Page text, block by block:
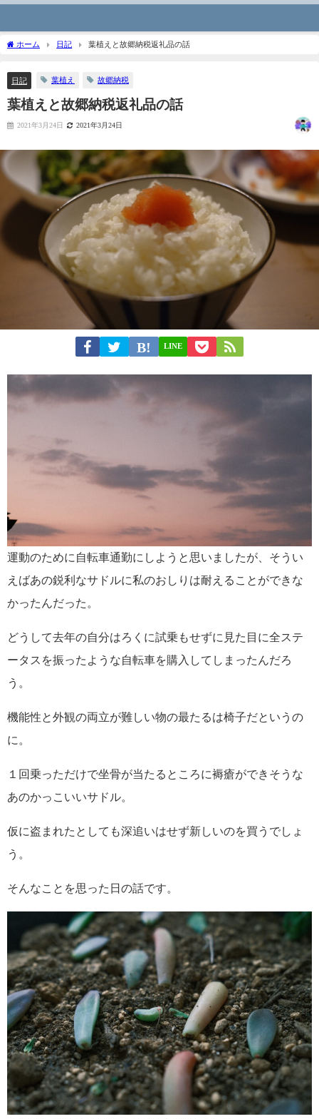
ホーム 日記 葉植えと故郷納税返礼品の話
日記 葉植え 故郷納税
葉植えと故郷納税返礼品の話
2021年3月24日 2021年3月24日
LINE
運動のために自転車通勤にしようと思いましたが、そうい
えばあの鋭利なサドルに私のおしりは耐えることができな
かったんだった。
どうして去年の自分はろくに試乗もせずに見た目に全ステ
ータスを振ったような自転車を購入してしまったんだろ
う。
機能性と外観の両立が難しい物の最たるは椅子だというの
に。
１回乗っただけで坐骨が当たるところに褥瘡ができそうな
あのかっこいいサドル。
仮に盗まれたとしても深追いはせず新しいのを買うでしょ
う。
そんなことを思った日の話です。